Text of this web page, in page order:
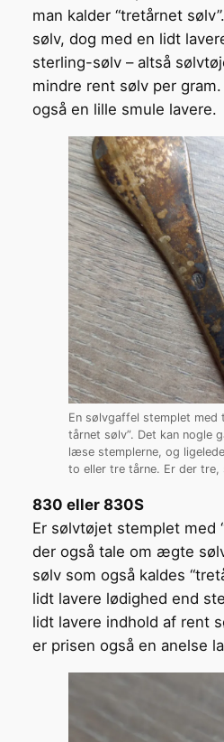
man kalder “tretårnet
sølv, dog med en lidt
sterling-sølv – altså
mindre rent sølv per
også en lille smule lavere.
En sølvgaffel stemplet med
tårnet sølv”. Det kan nogle
læse stemplerne, og
to eller tre tårne. Er der tre,
830 eller 830S
Er sølvtøjet stemplet med
der også tale om ægte
sølv som også kaldes
lidt lavere lødighed end
lidt lavere indhold af rent
er prisen også en anelse